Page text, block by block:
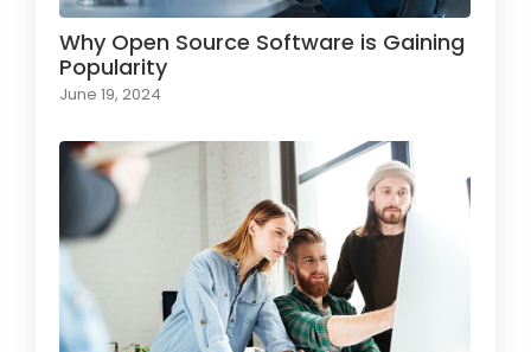
Why Open Source Software is Gaining
Popularity
June 19, 2024